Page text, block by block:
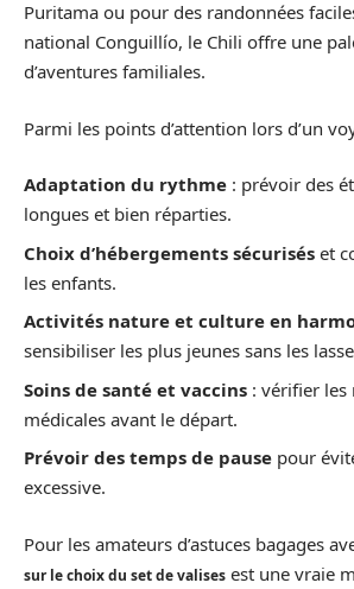
Puritama ou pour des randonnées
national Conguillío, le Chili offre une
d’aventures familiales.
Parmi les points d’attention lors d’un
Adaptation du rythme : prévoir des
longues et bien réparties.
Choix d’hébergements sécurisés et
les enfants.
Activités nature et culture en
sensibiliser les plus jeunes sans les
Soins de santé et vaccins : vérifier
médicales avant le départ.
Prévoir des temps de pause pour
excessive.
Pour les amateurs d’astuces bagages
sur le choix du set de valises est une vraie